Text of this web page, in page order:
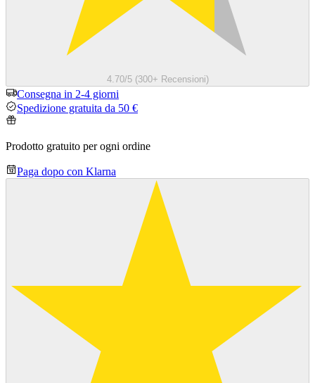
4.70/5 (300+ Recensioni)
Consegna in 2-4 giorni
Spedizione gratuita da 50 €
Prodotto gratuito per ogni ordine
Paga dopo con Klarna